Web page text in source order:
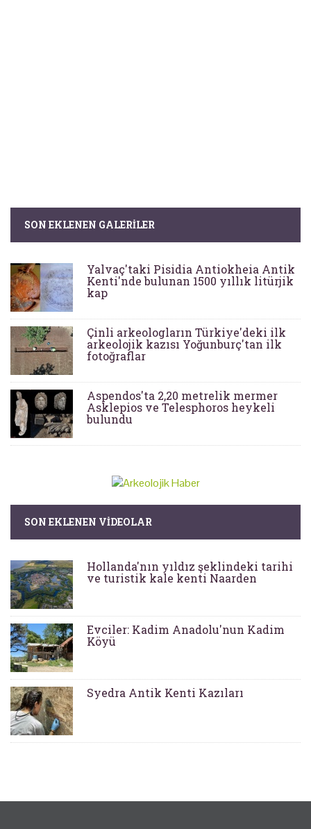
SON EKLENEN GALERILER
Yalvaç'taki Pisidia Antiokheia Antik
Kenti'nde bulunan 1500 yıllık litürjik
kap
Çinli arkeologların Türkiye'deki ilk
arkeolojik kazısı Yoğunburç'tan ilk
fotoğraflar
Aspendos'ta 2,20 metrelik mermer
Asklepios ve Telesphoros heykeli
bulundu
SON EKLENEN VIDEOLAR
Hollanda'nın yıldız şeklindeki tarihi
ve turistik kale kenti Naarden
Evciler: Kadim Anadolu'nun Kadim
Köyü
Syedra Antik Kenti Kazıları